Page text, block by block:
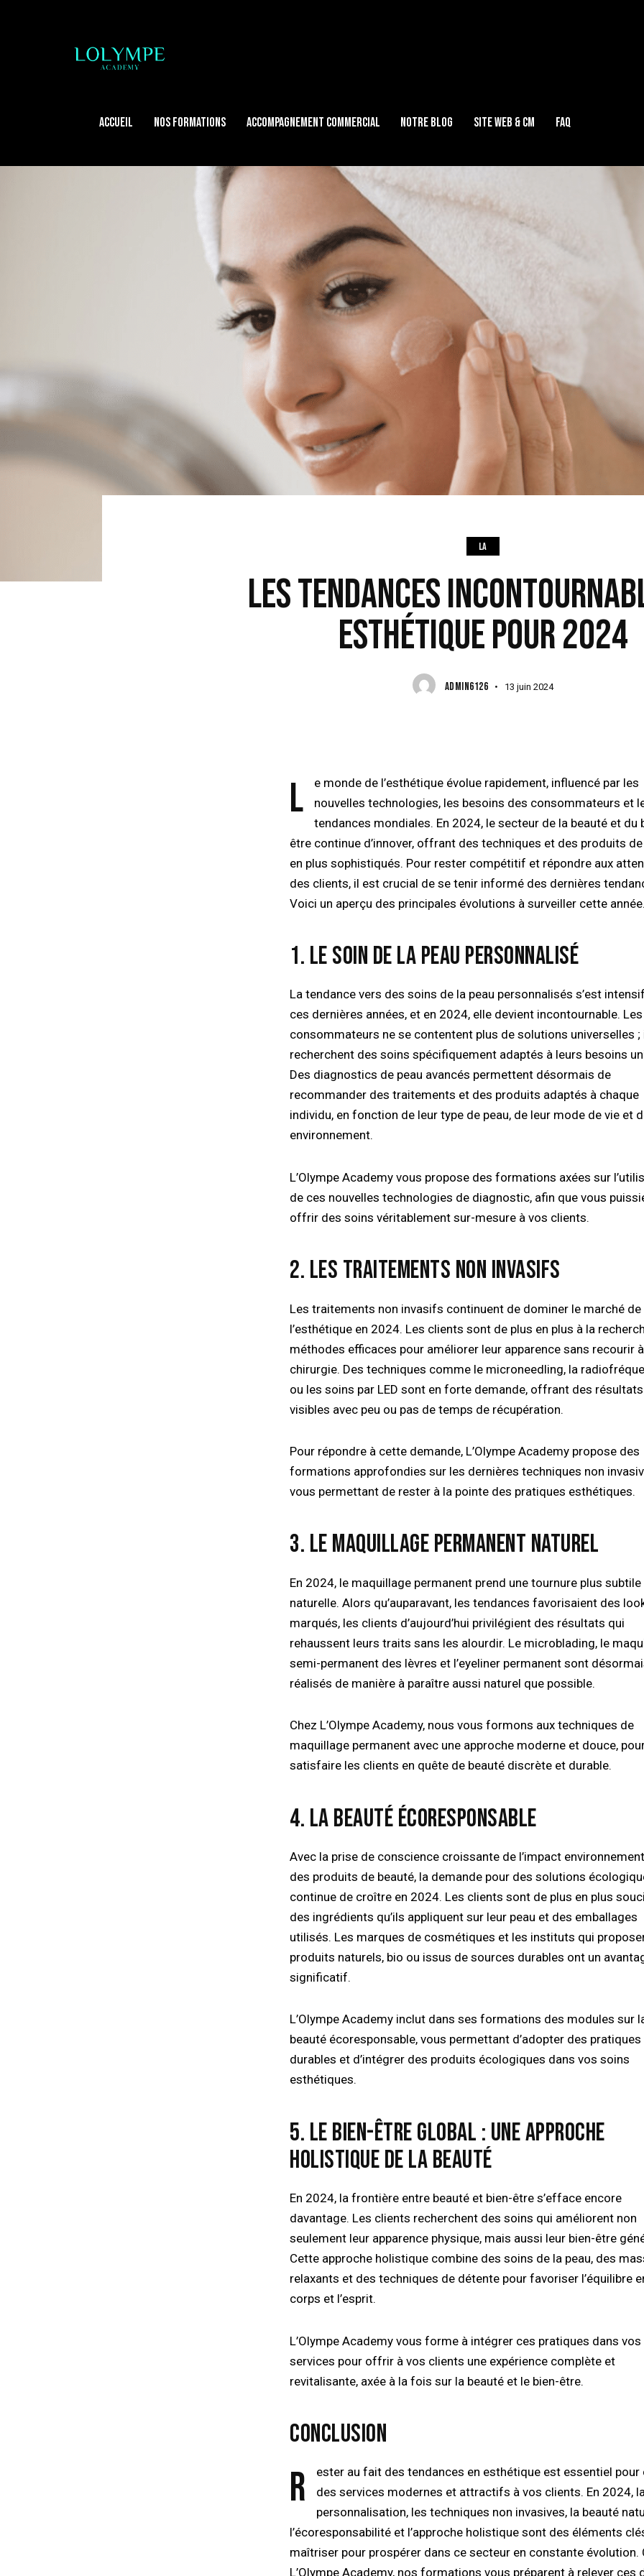
ACCUEIL NOS FORMATIONS ACCOMPAGNEMENT COMMERCIAL NOTRE BLOG SITE WEB & CM FAQ
ACCOMPAGNEMENT COMMERCIAL NOTRE BLOG
LA
LES TENDANCES
ESTHÉTIQUE POUR 2024
ADMIN6126 13 juin 2024
Le monde de l’esthétique évolue rapidement, influencé par les
nouvelles technologies, les besoins des consommateurs et
tendances mondiales. En 2024, le secteur de la beauté et du
être continue d’innover, offrant des techniques et des produits
en plus sophistiqués. Pour rester compétitif et répondre aux
des clients, il est crucial de se tenir informé des dernières
Voici un aperçu des principales évolutions à surveiller cette année.
1. LE SOIN DE LA PEAU PERSONNALISÉ
La tendance vers des soins de la peau personnalisés s’est
ces dernières années, et en 2024, elle devient incontournable. Les
consommateurs ne se contentent plus de solutions universelles ;
recherchent des soins spécifiquement adaptés à leurs besoins
Des diagnostics de peau avancés permettent désormais de
recommander des traitements et des produits adaptés à chaque
individu, en fonction de leur type de peau, de leur mode de vie et
environnement.
L’Olympe Academy vous propose des formations axées sur
de ces nouvelles technologies de diagnostic, afin que vous
offrir des soins véritablement sur-mesure à vos clients.
2. LES TRAITEMENTS NON INVASIFS
Les traitements non invasifs continuent de dominer le marché de
l’esthétique en 2024. Les clients sont de plus en plus à la
méthodes efficaces pour améliorer leur apparence sans recourir
chirurgie. Des techniques comme le microneedling, la
ou les soins par LED sont en forte demande, offrant des résultats
visibles avec peu ou pas de temps de récupération.
Pour répondre à cette demande, L’Olympe Academy propose des
formations approfondies sur les dernières techniques non
vous permettant de rester à la pointe des pratiques esthétiques.
3. LE MAQUILLAGE PERMANENT NATUREL
En 2024, le maquillage permanent prend une tournure plus subtile
naturelle. Alors qu’auparavant, les tendances favorisaient des
marqués, les clients d’aujourd’hui privilégient des résultats qui
rehaussent leurs traits sans les alourdir. Le microblading, le
semi-permanent des lèvres et l’eyeliner permanent sont
réalisés de manière à paraître aussi naturel que possible.
Chez L’Olympe Academy, nous vous formons aux techniques de
maquillage permanent avec une approche moderne et douce,
satisfaire les clients en quête de beauté discrète et durable.
4. LA BEAUTÉ ÉCORESPONSABLE
Avec la prise de conscience croissante de l’impact
des produits de beauté, la demande pour des solutions
continue de croître en 2024. Les clients sont de plus en plus
des ingrédients qu’ils appliquent sur leur peau et des emballages
utilisés. Les marques de cosmétiques et les instituts qui
produits naturels, bio ou issus de sources durables ont un
significatif.
L’Olympe Academy inclut dans ses formations des modules sur
beauté écoresponsable, vous permettant d’adopter des pratiques
durables et d’intégrer des produits écologiques dans vos soins
esthétiques.
5. LE BIEN-ÊTRE GLOBAL : UNE APPROCHE
HOLISTIQUE DE LA BEAUTÉ
En 2024, la frontière entre beauté et bien-être s’efface encore
davantage. Les clients recherchent des soins qui améliorent non
seulement leur apparence physique, mais aussi leur bien-être
Cette approche holistique combine des soins de la peau, des
relaxants et des techniques de détente pour favoriser l’équilibre
corps et l’esprit.
L’Olympe Academy vous forme à intégrer ces pratiques dans vos
services pour offrir à vos clients une expérience complète et
revitalisante, axée à la fois sur la beauté et le bien-être.
CONCLUSION
Rester au fait des tendances en esthétique est essentiel pour offrir
des services modernes et attractifs à vos clients. En 2024,
personnalisation, les techniques non invasives, la beauté
l’écoresponsabilité et l’approche holistique sont des éléments
maîtriser pour prospérer dans ce secteur en constante évolution.
L’Olympe Academy, nos formations vous préparent à relever ces